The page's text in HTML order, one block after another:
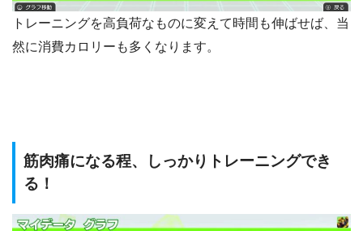
トレーニングを高負荷なものに変えて時間も伸ばせば、当
然に消費カロリーも多くなります。
筋肉痛になる程、しっかりトレーニングでき
る！